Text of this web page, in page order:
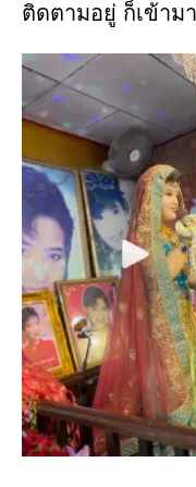
ติดตามอยู่ ก็เข้าม